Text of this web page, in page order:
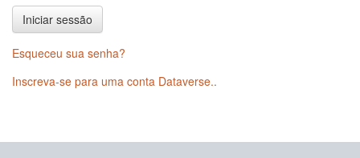
Iniciar sessão
Esqueceu sua senha?
Inscreva-se para uma conta Dataverse..